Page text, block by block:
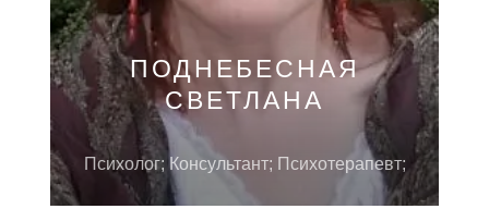
ПОДНЕБЕСНАЯ
СВЕТЛАНА
Психолог; Консультант; Психотерапевт;